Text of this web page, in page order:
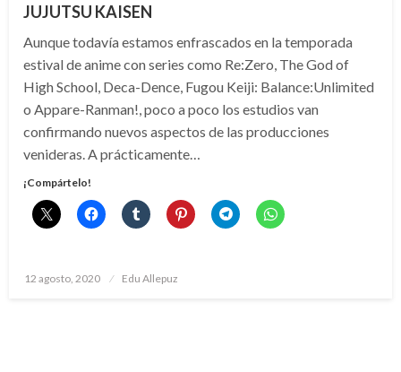
JUJUTSU KAISEN
Aunque todavía estamos enfrascados en la temporada
estival de anime con series como Re:Zero, The God of
High School, Deca-Dence, Fugou Keiji: Balance:Unlimited
o Appare-Ranman!, poco a poco los estudios van
confirmando nuevos aspectos de las producciones
venideras. A prácticamente…
¡Compártelo!
Publicado
12 agosto, 2020 Edu Allepuz